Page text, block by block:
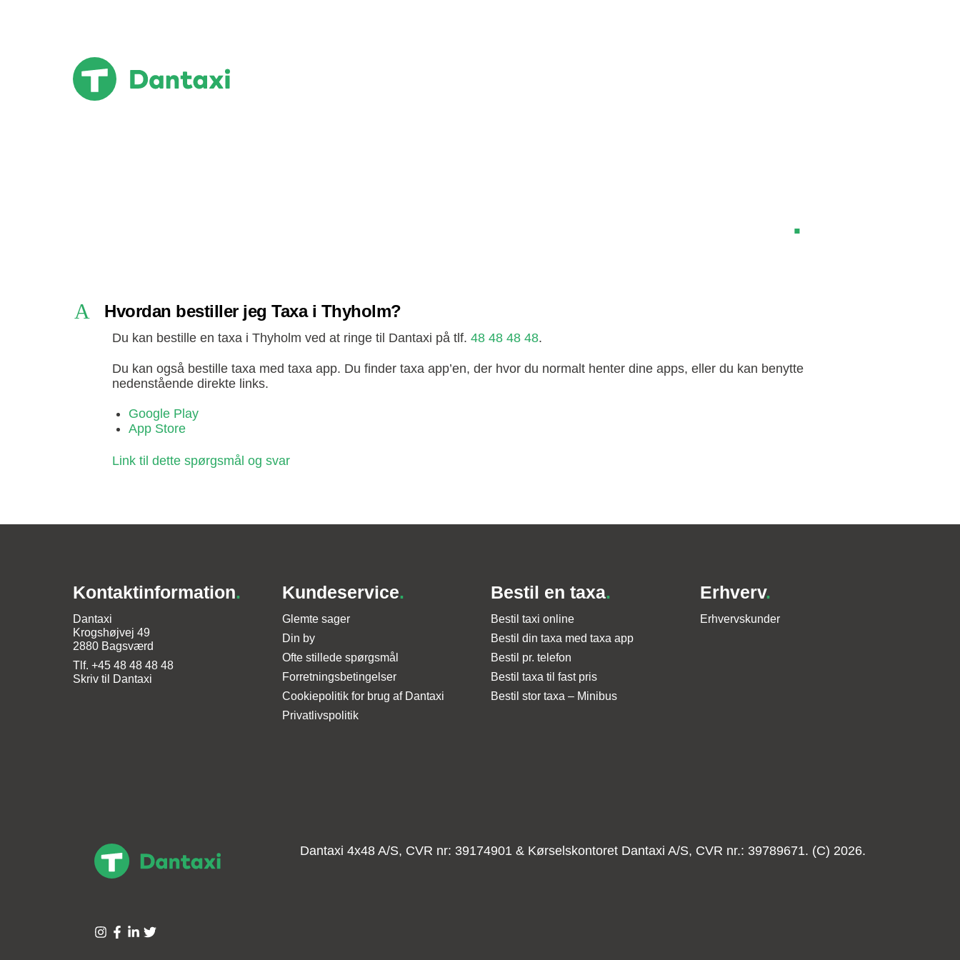
A Hvordan bestiller jeg Taxa i Thyholm?
Du kan bestille en taxa i Thyholm ved at ringe til Dantaxi på tlf. 48 48 48 48.
Du kan også bestille taxa med taxa app. Du finder taxa app’en, der hvor du normalt henter dine apps, eller du kan benytte
nedenstående direkte links.
Google Play
App Store
Kontaktinformation.
Dantaxi
Krogshøjvej 49
2880 Bagsværd
Tlf. +45 48 48 48 48
Skriv til Dantaxi
Kundeservice.
Glemte sager
Din by
Ofte stillede spørgsmål
Forretningsbetingelser
Cookiepolitik for brug af Dantaxi
Privatlivspolitik
Bestil en taxa.
Bestil taxi online
Bestil din taxa med taxa app
Bestil pr. telefon
Bestil taxa til fast pris
Bestil stor taxa – Minibus
Erhverv.
Erhvervskunder
Dantaxi 4x48 A/S, CVR nr: 39174901 & Kørselskontoret Dantaxi A/S, CVR nr.: 39789671. (C) 2026.